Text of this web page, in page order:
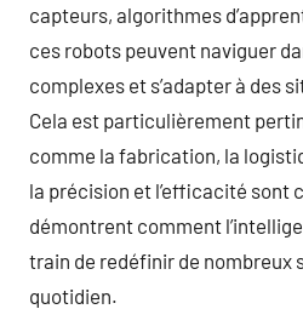
capteurs, algorithmes
ces robots peuvent naviguer
complexes et s’adapter à des
Cela est particulièrement
comme la fabrication, la
la précision et l’efficacité sont
démontrent comment
train de redéfinir de nombreux
quotidien.